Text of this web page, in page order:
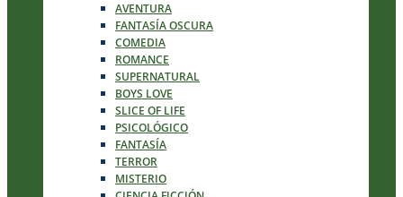
AVENTURA
FANTASÍA OSCURA
COMEDIA
ROMANCE
SUPERNATURAL
BOYS LOVE
SLICE OF LIFE
PSICOLÓGICO
FANTASÍA
TERROR
MISTERIO